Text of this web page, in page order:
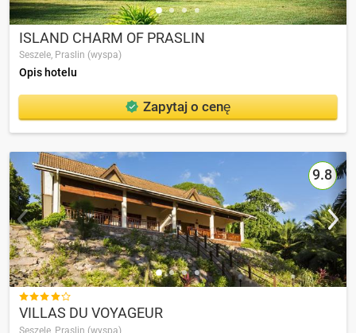
ISLAND CHARM OF PRASLIN
Seszele, Praslin (wyspa)
Opis hotelu
Zapytaj o cenę
9.8

VILLAS DU VOYAGEUR
Seszele, Praslin (wyspa)